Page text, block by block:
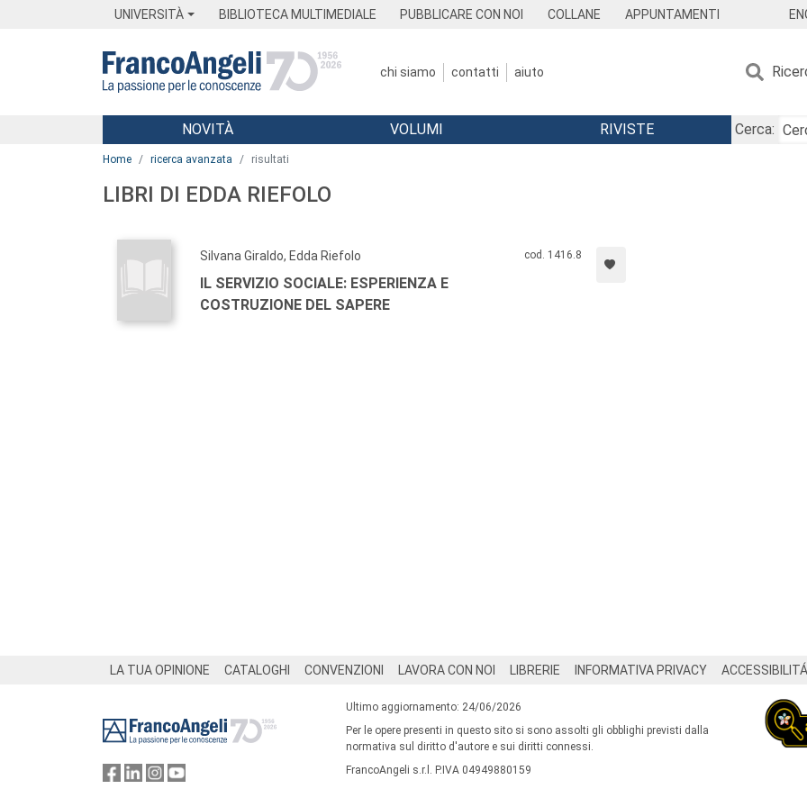
UNIVERSITÀ BIBLIOTECA MULTIMEDIALE PUBBLICARE CON NOI COLLANE APPUNTAMENTI
chi siamo contatti aiuto
Menu
NOVITÀ VOLUMI RIVISTE
Cerca:
Home ricerca avanzata risultati
LIBRI DI EDDA RIEFOLO
Silvana Giraldo, Edda Riefolo
IL SERVIZIO SOCIALE: ESPERIENZA E
COSTRUZIONE DEL SAPERE
cod. 1416.8
LA TUA OPINIONE CATALOGHI CONVENZIONI LAVORA CON NOI LIBRERIE INFORMATIVA PRIVACY ACCESSIBILITÁ
Ultimo aggiornamento: 24/06/2026
Per le opere presenti in questo sito si sono assolti gli obblighi previsti dalla
normativa sul diritto d'autore e sui diritti connessi.
FrancoAngeli s.r.l. P.IVA 04949880159